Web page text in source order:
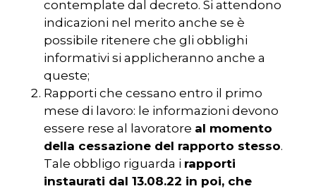
contemplate dal decreto. Si attendono
indicazioni nel merito anche se è
possibile ritenere che gli obblighi
informativi si applicheranno anche a
queste;
Rapporti che cessano entro il primo
mese di lavoro: le informazioni devono
essere rese al lavoratore al momento
della cessazione del rapporto stesso.
Tale obbligo riguarda i rapporti
instaurati dal 13.08.22 in poi, che